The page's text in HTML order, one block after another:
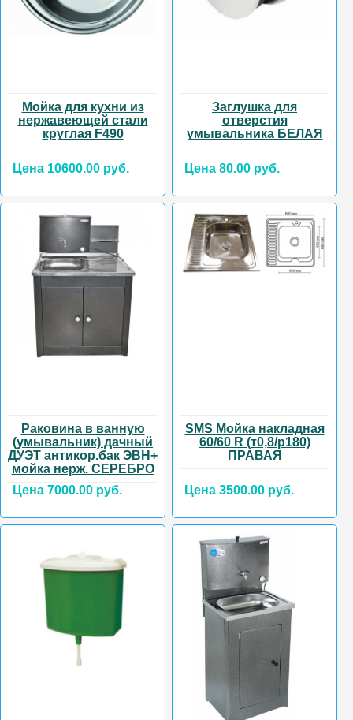
Мойка для кухни из
нержавеющей стали
круглая F490
Цена 10600.00 руб.
Заглушка для
отверстия
умывальника БЕЛАЯ
Цена 80.00 руб.
Раковина в ванную
(умывальник) дачный
ДУЭТ антикор.бак ЭВН+
мойка нерж. СЕРЕБРО
Цена 7000.00 руб.
SMS Мойка накладная
60/60 R (т0,8/р180)
ПРАВАЯ
Цена 3500.00 руб.